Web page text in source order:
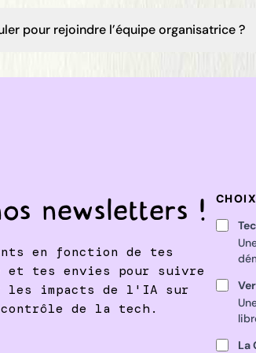
pour rejoindre l’équipe organisatrice ?
newsletters !
en fonction de tes
et tes envies pour suivre
les impacts de l'IA sur
de la tech.
La